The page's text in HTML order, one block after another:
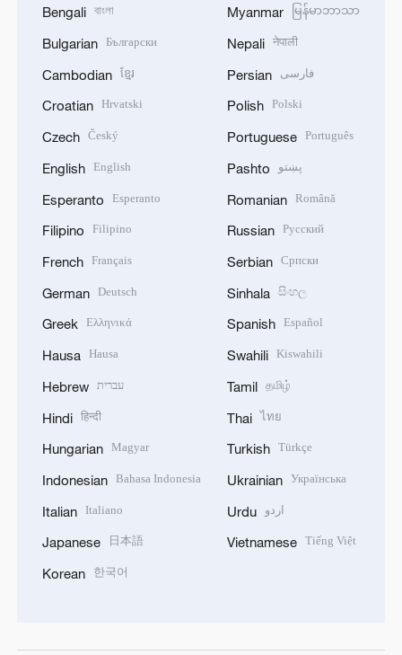
Bengali বাংলা
Bulgarian Български
Cambodian ខ្មែរ
Croatian Hrvatski
Czech Český
English English
Esperanto Esperanto
Filipino Filipino
French Français
German Deutsch
Greek Ελληνικά
Hausa Hausa
Hebrew עברית
Hindi हिन्दी
Hungarian Magyar
Indonesian Bahasa Indonesia
Italian Italiano
Japanese 日本語
Korean 한국어
Myanmar မြန်မာဘာသာ
Nepali नेपाली
Persian فارسی
Polish Polski
Portuguese Português
Pashto پښتو
Romanian Română
Russian Русский
Serbian Српски
Sinhala සිංහල
Spanish Español
Swahili Kiswahili
Tamil தமிழ்
Thai ไทย
Turkish Türkçe
Ukrainian Українська
Urdu اردو
Vietnamese Tiếng Việt